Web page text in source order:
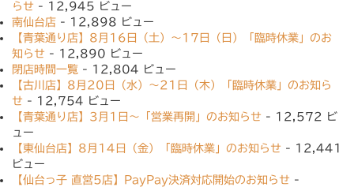
らせ - 12,945 ビュー
南仙台店 - 12,898 ビュー
【青葉通り店】8月16日（土）〜17日（日）「臨時休業」のお
知らせ - 12,890 ビュー
閉店時間一覧 - 12,804 ビュー
【古川店】8月20日（水）〜21日（木）「臨時休業」のお知ら
せ - 12,754 ビュー
【青葉通り店】3月1日〜「営業再開」のお知らせ - 12,572 ビ
ュー
【東仙台店】8月14日（金）「臨時休業」のお知らせ - 12,441
ビュー
【仙台っ子 直営5店】PayPay決済対応開始のお知らせ -